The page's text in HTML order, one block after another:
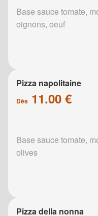
Base sauce tomate,
oignons, oeuf
Pizza napolitaine
Dès 11.00 €
Base sauce tomate,
olives
Pizza della nonna